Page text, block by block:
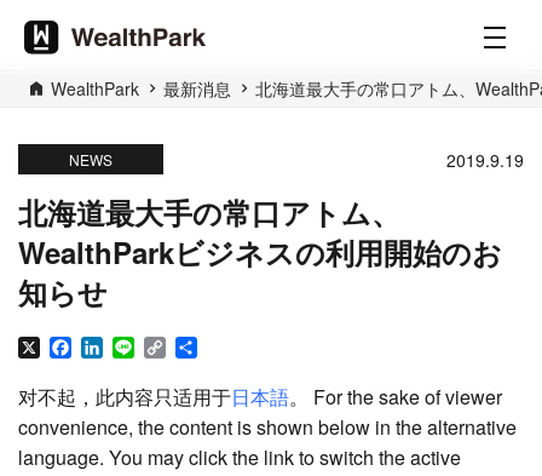
WealthPark 最新消息 北海道最大手の常口アトム、
NEWS 2019.9.19
北海道最大手の常口アトム、
WealthParkビジネスの利用開始のお
知らせ
X Facebook
LinkedIn
Line Copy
对不起，此内容只适用于日本語。 For the sake of viewer
convenience, the content is shown below in the alternative
language. You may click the link to switch the active